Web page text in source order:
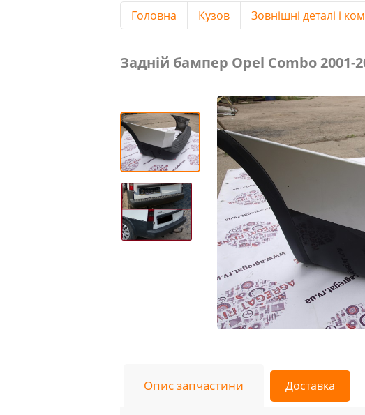
Головна Кузов Зовнішні деталі і
Задній бампер Opel Combo 2001-
Опис запчастини Доставка